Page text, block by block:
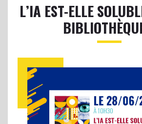
L’IA EST-ELLE